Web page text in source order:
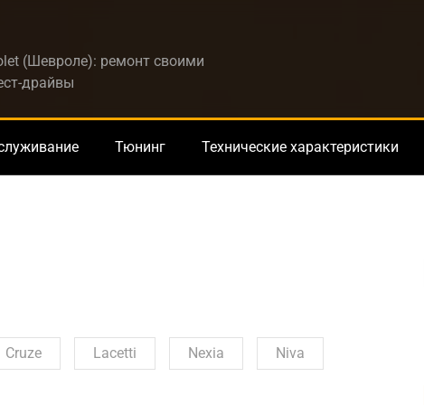
(Шевроле): ремонт своими
драйвы
Тюнинг Технические характеристики
Cruze Lacetti Nexia Niva